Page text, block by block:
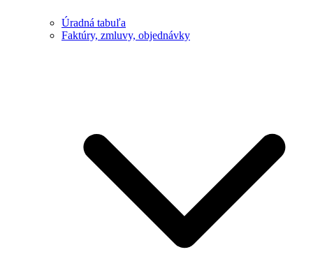
Úradná tabuľa
Faktúry, zmluvy, objednávky